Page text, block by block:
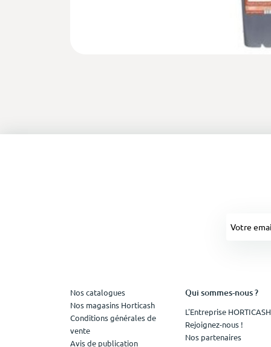
Nos catalogues
Nos magasins Horticash
Conditions générales de
vente
Avis de publication
Qui sommes-nous ?
L'Entreprise HORTICASH
Rejoignez-nous !
Nos partenaires